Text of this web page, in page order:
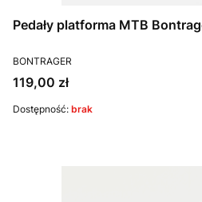
Pedały platforma MTB
PRODUCENT
BONTRAGER
Cena
119,00 zł
Dostępność: brak